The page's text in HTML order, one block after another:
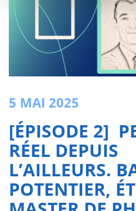
5 MAI 2025
[ÉPISODE 2]
RÉEL DEPUIS
L’AILLEURS.
POTENTIER,